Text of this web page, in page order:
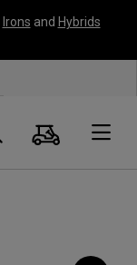
Irons and Hybrids
Suche